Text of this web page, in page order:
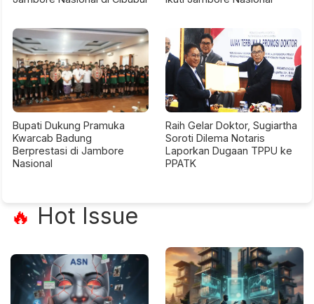
Bupati Dukung Pramuka
Kwarcab Badung
Berprestasi di Jambore
Nasional
Raih Gelar Doktor, Sugiartha
Soroti Dilema Notaris
Laporkan Dugaan TPPU ke
PPATK
🔥 Hot Issue